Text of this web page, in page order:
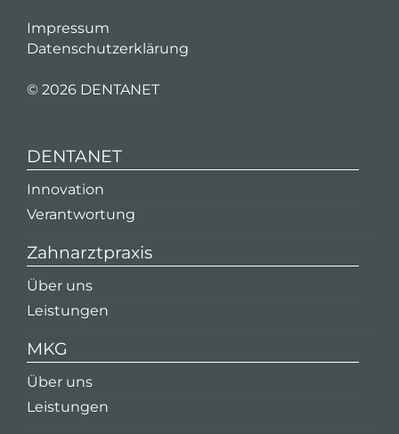
Impressum
Datenschutzerklärung
© 2026 DENTANET
DENTANET
Innovation
Verantwortung
Zahnarztpraxis
Über uns
Leistungen
MKG
Über uns
Leistungen